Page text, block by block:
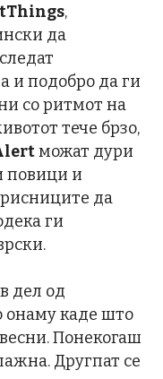
,
да
и подобро да ги
со ритмот на
тече брзо,
можат дури
повици и
да
ги
дел од
онаму каде што
Понекогаш
Другпат се